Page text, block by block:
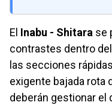
El Inabu - Shitara se
contrastes dentro del
las secciones
exigente bajada rota
deberán gestionar